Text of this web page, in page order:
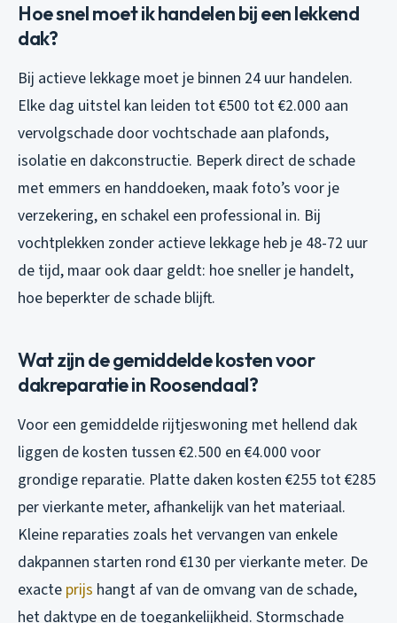
Hoe snel moet ik handelen bij een lekkend
dak?
Bij actieve lekkage moet je binnen 24 uur handelen.
Elke dag uitstel kan leiden tot €500 tot €2.000 aan
vervolgschade door vochtschade aan plafonds,
isolatie en dakconstructie. Beperk direct de schade
met emmers en handdoeken, maak foto’s voor je
verzekering, en schakel een professional in. Bij
vochtplekken zonder actieve lekkage heb je 48-72 uur
de tijd, maar ook daar geldt: hoe sneller je handelt,
hoe beperkter de schade blijft.
Wat zijn de gemiddelde kosten voor
dakreparatie in Roosendaal?
Voor een gemiddelde rijtjeswoning met hellend dak
liggen de kosten tussen €2.500 en €4.000 voor
grondige reparatie. Platte daken kosten €255 tot €285
per vierkante meter, afhankelijk van het materiaal.
Kleine reparaties zoals het vervangen van enkele
dakpannen starten rond €130 per vierkante meter. De
exacte prijs hangt af van de omvang van de schade,
het daktype en de toegankelijkheid. Stormschade